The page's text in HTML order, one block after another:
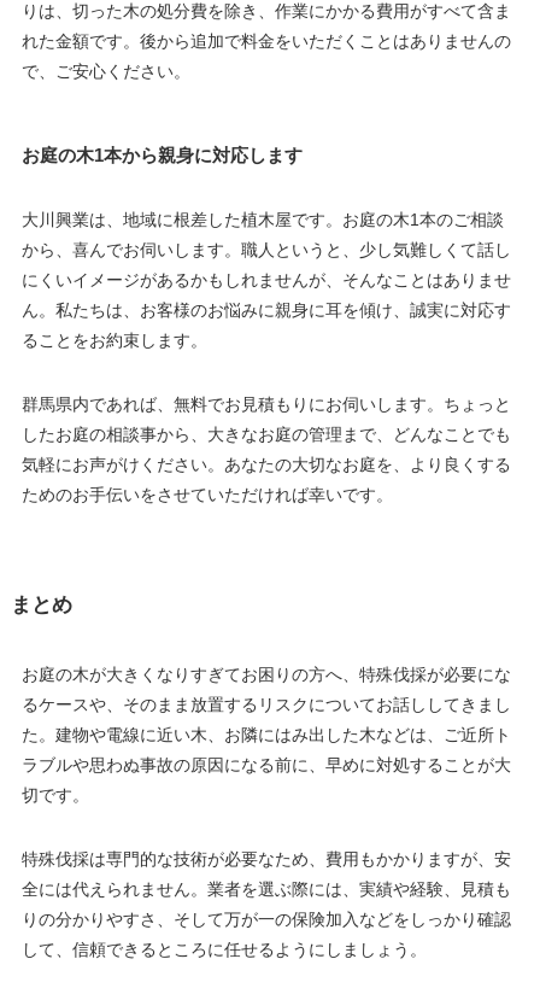
りは、切った木の処分費を除き、作業にかかる費用がすべて含ま
れた金額です。後から追加で料金をいただくことはありませんの
で、ご安心ください。
お庭の木1本から親身に対応します
大川興業は、地域に根差した植木屋です。お庭の木1本のご相談
から、喜んでお伺いします。職人というと、少し気難しくて話し
にくいイメージがあるかもしれませんが、そんなことはありませ
ん。私たちは、お客様のお悩みに親身に耳を傾け、誠実に対応す
ることをお約束します。
群馬県内であれば、無料でお見積もりにお伺いします。ちょっと
したお庭の相談事から、大きなお庭の管理まで、どんなことでも
気軽にお声がけください。あなたの大切なお庭を、より良くする
ためのお手伝いをさせていただければ幸いです。
まとめ
お庭の木が大きくなりすぎてお困りの方へ、特殊伐採が必要にな
るケースや、そのまま放置するリスクについてお話ししてきまし
た。建物や電線に近い木、お隣にはみ出した木などは、ご近所ト
ラブルや思わぬ事故の原因になる前に、早めに対処することが大
切です。
特殊伐採は専門的な技術が必要なため、費用もかかりますが、安
全には代えられません。業者を選ぶ際には、実績や経験、見積も
りの分かりやすさ、そして万が一の保険加入などをしっかり確認
して、信頼できるところに任せるようにしましょう。